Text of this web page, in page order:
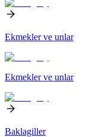
Ekmekler ve unlar
Ekmekler ve unlar
Baklagiller